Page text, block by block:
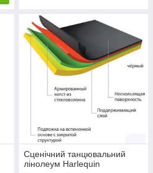
Сценічний танцювальний
лінолеум Harlequin